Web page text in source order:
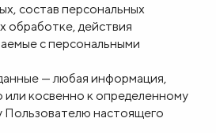
состав персональных
обработке, действия
с персональными
— любая информация,
косвенно к определенному
Пользователю настоящего